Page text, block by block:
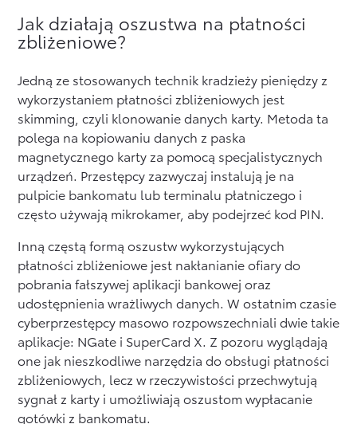
Jak działają oszustwa na płatności
zbliżeniowe?
Jedną ze stosowanych technik kradzieży pieniędzy z
wykorzystaniem płatności zbliżeniowych jest
skimming, czyli klonowanie danych karty. Metoda ta
polega na kopiowaniu danych z paska
magnetycznego karty za pomocą specjalistycznych
urządzeń. Przestępcy zazwyczaj instalują je na
pulpicie bankomatu lub terminalu płatniczego i
często używają mikrokamer, aby podejrzeć kod PIN.
Inną częstą formą oszustw wykorzystujących
płatności zbliżeniowe jest nakłanianie ofiary do
pobrania fałszywej aplikacji bankowej oraz
udostępnienia wrażliwych danych. W ostatnim czasie
cyberprzestępcy masowo rozpowszechniali dwie takie
aplikacje: NGate i SuperCard X. Z pozoru wyglądają
one jak nieszkodliwe narzędzia do obsługi płatności
zbliżeniowych, lecz w rzeczywistości przechwytują
sygnał z karty i umożliwiają oszustom wypłacanie
gotówki z bankomatu.